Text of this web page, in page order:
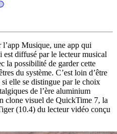
Musique, une app qui
diffusé par le lecteur musical
la possibilité de garder cette
du système. C’est loin d’être
elle se distingue par le choix
de l’ère aluminium
clone visuel de QuickTime 7, la
(10.4) du lecteur vidéo conçu